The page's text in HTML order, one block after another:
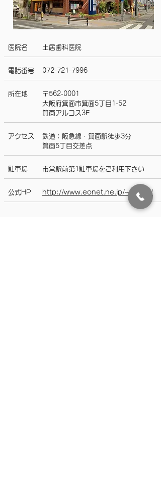
医院名 土居歯科医院
電話番号 072-721-7996
所在地
〒562-0001
大阪府箕面市箕面5丁目1-52
箕面アルコス3F
アクセス
鉄道：阪急線・箕面駅徒歩3分
​箕面5丁目交差点
​駐車場 市営駅前第1駐車場をご利用下さい
​公式HP http://www.eonet.ne.jp/~doi-dc/